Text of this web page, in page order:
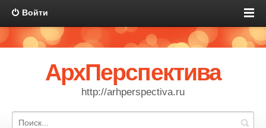
Войти
АрхПерспектива
http://arhperspectiva.ru